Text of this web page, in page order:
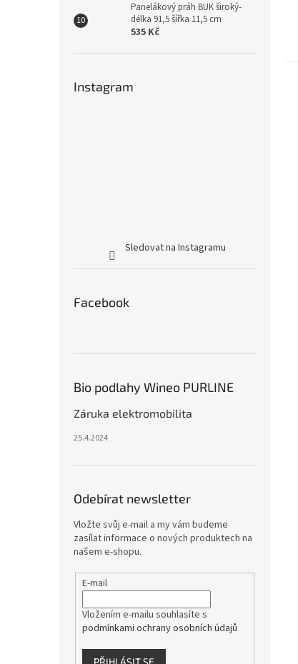
Panelákový práh BUK široký-
délka 91,5 šířka 11,5 cm
535 Kč
Instagram
Sledovat na Instagramu
Facebook
Bio podlahy Wineo PURLINE
Záruka elektromobilita
25.4.2024
Odebírat newsletter
Vložte svůj e-mail a my vám budeme
zasílat informace o nových produktech na
našem e-shopu.
E-mail
Vložením e-mailu souhlasíte s
podmínkami ochrany osobních údajů
PŘIHLÁSIT SE